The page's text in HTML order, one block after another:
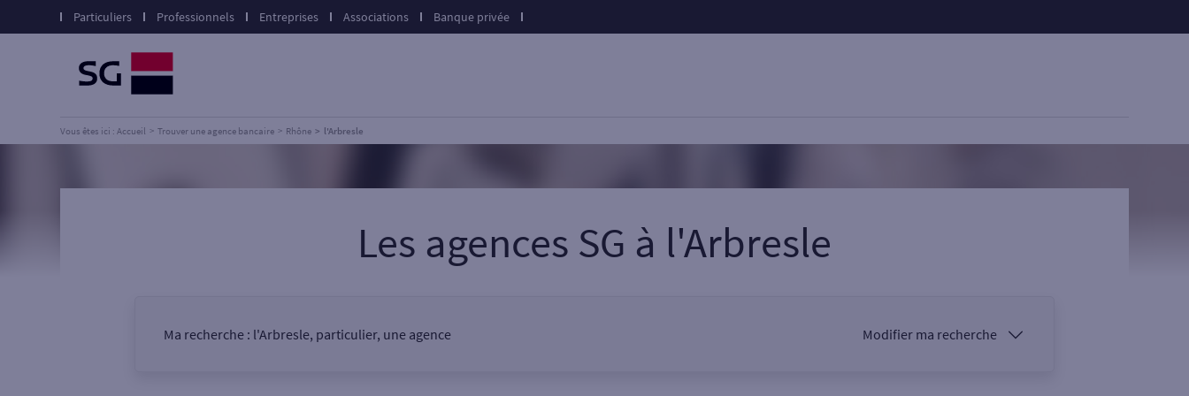
Particuliers Professionnels Entreprises Associations Banque privée
Vous êtes ici : Accueil Trouver une agence bancaire Rhône l'Arbresle
Les agences SG à l'Arbresle
Ma recherche : l'Arbresle, particulier, une agence Modifier ma recherche